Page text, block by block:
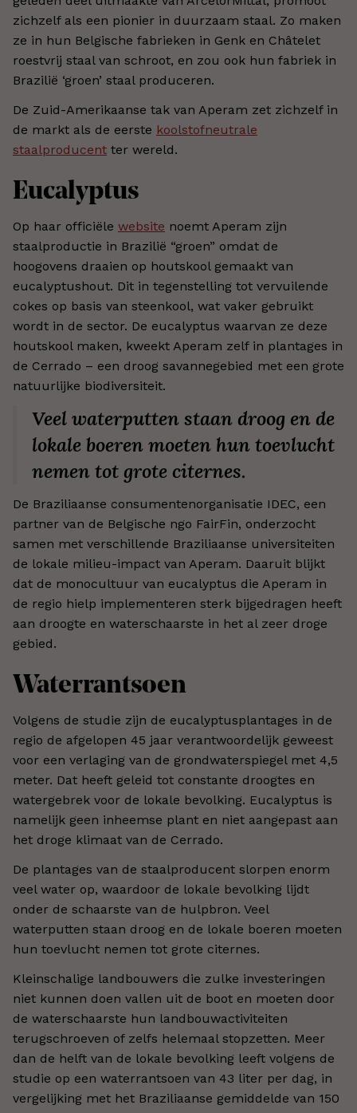
zichzelf als een pionier in duurzaam staal. Zo maken
ze in hun Belgische fabrieken in Genk en Châtelet
roestvrij staal van schroot, en zou ook hun fabriek in
Brazilië ‘groen’ staal produceren.
De Zuid-Amerikaanse tak van Aperam zet zichzelf in
de markt als de eerste koolstofneutrale
staalproducent ter wereld.
Eucalyptus
Op haar officiële website noemt Aperam zijn
staalproductie in Brazilië “groen” omdat de
hoogovens draaien op houtskool gemaakt van
eucalyptushout. Dit in tegenstelling tot vervuilende
cokes op basis van steenkool, wat vaker gebruikt
wordt in de sector. De eucalyptus waarvan ze deze
houtskool maken, kweekt Aperam zelf in plantages in
de Cerrado – een droog savannegebied met een grote
natuurlijke biodiversiteit.
Veel waterputten staan droog en de
lokale boeren moeten hun toevlucht
nemen tot grote citernes.
De Braziliaanse consumentenorganisatie IDEC, een
partner van de Belgische ngo FairFin, onderzocht
samen met verschillende Braziliaanse universiteiten
de lokale milieu-impact van Aperam. Daaruit blijkt
dat de monocultuur van eucalyptus die Aperam in
de regio hielp implementeren sterk bijgedragen heeft
aan droogte en waterschaarste in het al zeer droge
gebied.
Waterrantsoen
Volgens de studie zijn de eucalyptusplantages in de
regio de afgelopen 45 jaar verantwoordelijk geweest
voor een verlaging van de grondwaterspiegel met 4,5
meter. Dat heeft geleid tot constante droogtes en
watergebrek voor de lokale bevolking. Eucalyptus is
namelijk geen inheemse plant en niet aangepast aan
het droge klimaat van de Cerrado.
De plantages van de staalproducent slorpen enorm
veel water op, waardoor de lokale bevolking lijdt
onder de schaarste van de hulpbron. Veel
waterputten staan droog en de lokale boeren moeten
hun toevlucht nemen tot grote citernes.
Kleinschalige landbouwers die zulke investeringen
niet kunnen doen vallen uit de boot en moeten door
de waterschaarste hun landbouwactiviteiten
terugschroeven of zelfs helemaal stopzetten. Meer
dan de helft van de lokale bevolking leeft volgens de
studie op een waterrantsoen van 43 liter per dag, in
vergelijking met het Braziliaanse gemiddelde van 150